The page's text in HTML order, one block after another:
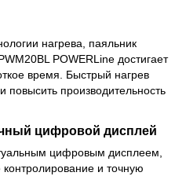
нагрева, паяльник
POWERLine достигает
время. Быстрый нагрев
повысить производительность
цифровой дисплей
цифровым дисплеем,
контролирование и точную